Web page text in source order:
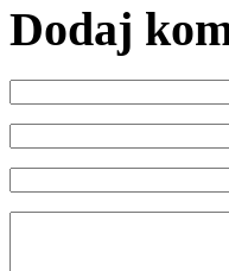
Dodaj